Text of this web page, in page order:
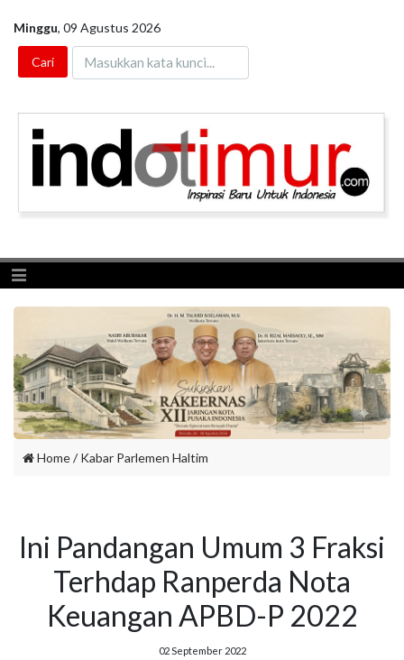
Minggu, 09 Agustus 2026
Toggle navigation
Home/Kabar Parlemen Haltim
Ini Pandangan Umum 3 Fraksi
Terhdap Ranperda Nota
Keuangan APBD-P 2022
02 September 2022